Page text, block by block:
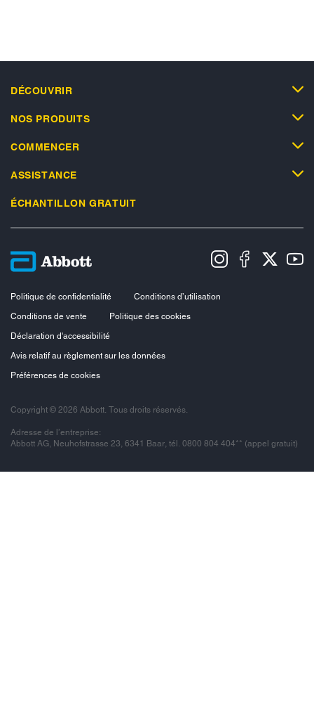
DÉCOUVRIR
NOS PRODUITS
COMMENCER
ASSISTANCE
ÉCHANTILLON GRATUIT
Politique de confidentialité
Conditions d’utilisation
Conditions de vente
Politique des cookies
Déclaration d'accessibilité
Avis relatif au règlement sur les données
Préférences de cookies
Copyright © 2026 Abbott. Tous droits réservés.
Adresse de l’entreprise:
Abbott AG, Neuhofstrasse 23, 6341 Baar, tél. 0800 804 404** (appel gratuit)